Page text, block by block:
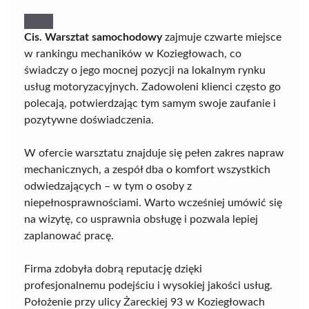
Cis. Warsztat samochodowyzajmuje czwarte miejsce
w rankingu mechaników w Koziegłowach, co
świadczy o jego mocnej pozycji na lokalnym rynku
usług motoryzacyjnych. Zadowoleni klienci często go
polecają, potwierdzając tym samym swoje zaufanie i
pozytywne doświadczenia.
W ofercie warsztatu znajduje się pełen zakres napraw
mechanicznych, a zespół dba o komfort wszystkich
odwiedzających – w tym o osoby z
niepełnosprawnościami. Warto wcześniej umówić się
na wizytę, co usprawnia obsługę i pozwala lepiej
zaplanować pracę.
Firma zdobyła dobrą reputację dzięki
profesjonalnemu podejściu i wysokiej jakości usług.
Położenie przy ulicy Żareckiej 93 w Koziegłowach